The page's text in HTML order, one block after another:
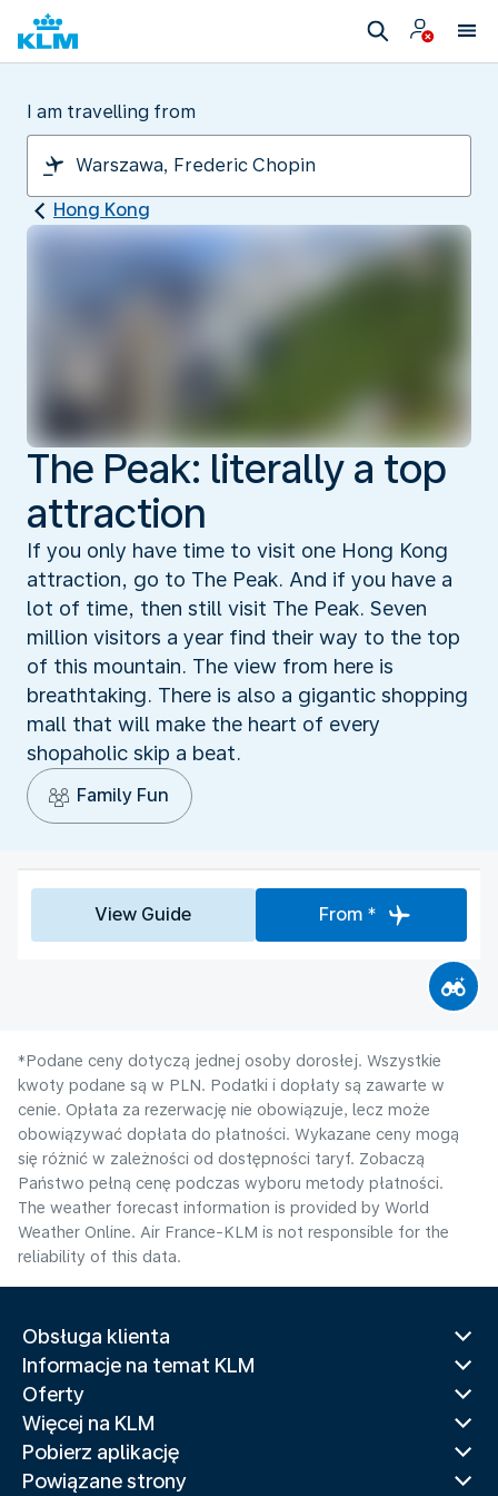
I am travelling from
Hong Kong
The Peak: literally a top
attraction
If you only have time to visit one Hong Kong
attraction, go to The Peak. And if you have a
lot of time, then still visit The Peak. Seven
million visitors a year find their way to the top
of this mountain. The view from here is
breathtaking. There is also a gigantic shopping
mall that will make the heart of every
shopaholic skip a beat.
Family Fun
View Guide From *
*Podane ceny dotyczą jednej osoby dorosłej. Wszystkie
kwoty podane są w PLN. Podatki i dopłaty są zawarte w
cenie. Opłata za rezerwację nie obowiązuje, lecz może
obowiązywać dopłata do płatności. Wykazane ceny mogą
się różnić w zależności od dostępności taryf. Zobaczą
Państwo pełną cenę podczas wyboru metody płatności.
The weather forecast information is provided by World
Weather Online. Air France-KLM is not responsible for the
reliability of this data.
Obsługa klienta
Informacje na temat KLM
Oferty
Więcej na KLM
Pobierz aplikację
Powiązane strony